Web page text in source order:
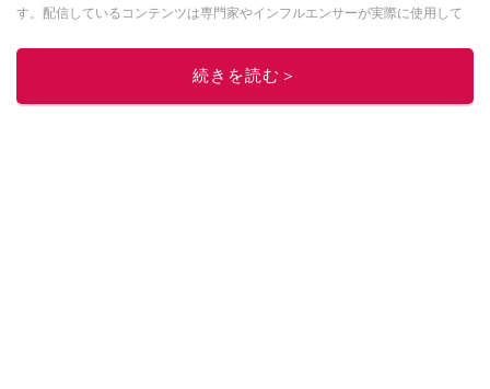
す。配信しているコンテンツは専門家やインフルエンサーが実際に使用して
ニュースでフォロー
続きを読む＞